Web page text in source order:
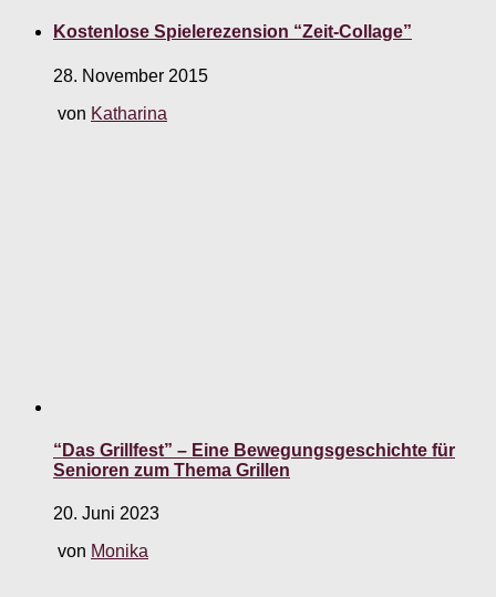
Kostenlose Spielerezension “Zeit-Collage”
28. November 2015
von Katharina
“Das Grillfest” – Eine Bewegungsgeschichte für
Senioren zum Thema Grillen
20. Juni 2023
von Monika